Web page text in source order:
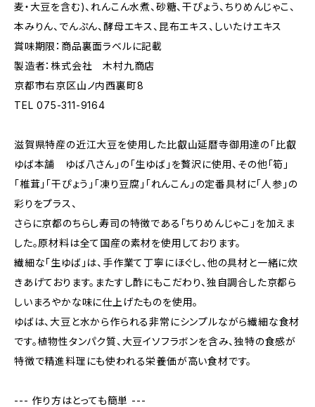
麦・大豆を含む)、れんこん水煮、砂糖、干ぴょう、ちりめんじゃこ、
本みりん、でんぷん、酵母エキス、昆布エキス、しいたけエキス
賞味期限：商品裏面ラベルに記載
製造者：株式会社 木村九商店
京都市右京区山ノ内西裏町8
TEL 075-311-9164
滋賀県特産の近江大豆を使用した比叡山延暦寺御用達の「比叡
ゆば本舗 ゆば八さん」の「生ゆば」を贅沢に使用、その他「筍」
「椎茸」「干ぴょう」「凍り豆腐」「れんこん」の定番具材に「人参」の
彩りをプラス、
さらに京都のちらし寿司の特徴である「ちりめんじゃこ」を加えま
した。原材料は全て国産の素材を使用しております。
繊細な「生ゆば」は、手作業て丁寧にほぐし、他の具材と一緒に炊
きあげております。またすし酢にもこだわり、独自調合した京都ら
しいまろやかな味に仕上げたものを使用。
ゆばは、大豆と水から作られる非常にシンプルながら繊細な食材
です。植物性タンパク質、大豆イソフラボンを含み、独特の食感が
特徴で精進料理にも使われる栄養価が高い食材です。
--- 作り方はとっても簡単 ---